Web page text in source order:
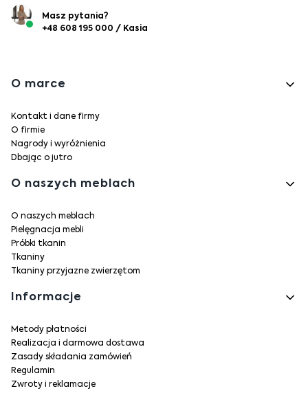
Masz pytania?
+48 608 195 000 / Kasia
Linki w stopce
O marce
Kontakt i dane firmy
O firmie
Nagrody i wyróżnienia
Dbając o jutro
O naszych meblach
O naszych meblach
Pielęgnacja mebli
Próbki tkanin
Tkaniny
Tkaniny przyjazne zwierzętom
Informacje
Metody płatności
Realizacja i darmowa dostawa
Zasady składania zamówień
Regulamin
Zwroty i reklamacje